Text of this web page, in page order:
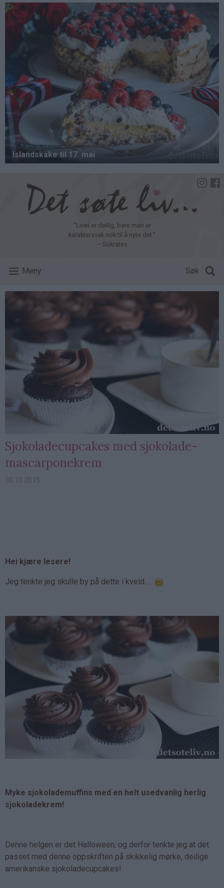
Hopp
hovedinnhold
"Livet er deilig, bare man er
karaktersvak nok til å nyte det."
– Sokrates
Meny Søk
Sjokoladecupcakes med sjokolade-
mascarponekrem
30.10.2015
Hei kjære lesere!
Jeg tenkte jeg skulle by på dette i kveld....
Myke sjokolademuffins med en helt usedvanlig herlig
sjokoladekrem!
Denne helgen er det Halloween, og derfor tenkte jeg at det
passet med denne oppskriften på skikkelig mørke, deilige
amerikanske sjokoladecupcakes!